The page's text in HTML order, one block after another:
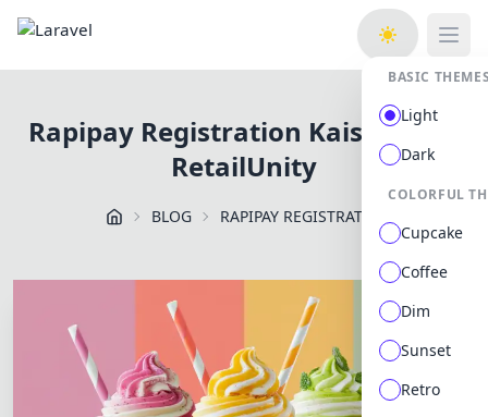
BASIC
Light
Dark
COLORFUL
Cupcake
Coffee
Dim
Sunset
Retro
Rapipay Registration Kaise Kare -
RetailUnity
BLOG